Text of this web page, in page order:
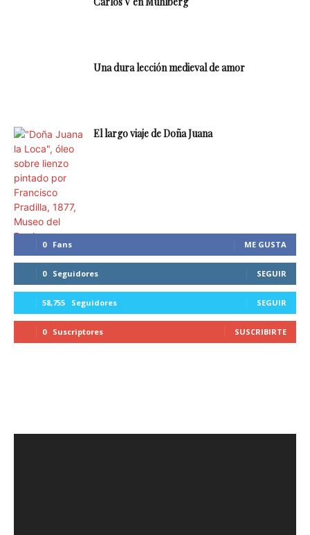
Una dura lección medieval de amor
El largo viaje de Doña Juana
0 Fans ME GUSTA
0 Seguidores SEGUIR
58,755 Seguidores SEGUIR
0 Suscriptores SUSCRIBIRTE